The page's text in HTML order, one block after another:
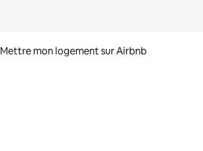
Mettre mon logement sur Airbnb